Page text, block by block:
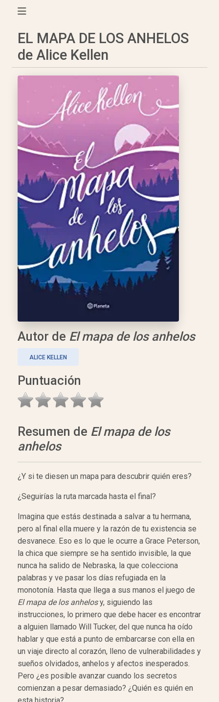
EL MAPA DE LOS ANHELOS
de Alice Kellen
Autor de El mapa de los anhelos
ALICE KELLEN
Puntuación
Resumen de El mapa de los
anhelos
¿Y si te diesen un mapa para descubrir quién eres?
¿Seguirías la ruta marcada hasta el final?
Imagina que estás destinada a salvar a tu hermana,
pero al final ella muere y la razón de tu existencia se
desvanece. Eso es lo que le ocurre a Grace Peterson,
la chica que siempre se ha sentido invisible, la que
nunca ha salido de Nebraska, la que colecciona
palabras y ve pasar los días refugiada en la
monotonía. Hasta que llega a sus manos el juego de
El mapa de los anhelosy, siguiendo las
instrucciones, lo primero que debe hacer es encontrar
a alguien llamado Will Tucker, del que nunca ha oído
hablar y que está a punto de embarcarse con ella en
un viaje directo al corazón, lleno de vulnerabilidades y
sueños olvidados, anhelos y afectos inesperados.
Pero ¿es posible avanzar cuando los secretos
comienzan a pesar demasiado? ¿Quién es quién en